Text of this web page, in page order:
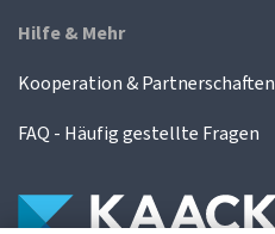
Hilfe & Mehr
Kooperation & Partnerschaften
FAQ - Häufig gestellte Fragen